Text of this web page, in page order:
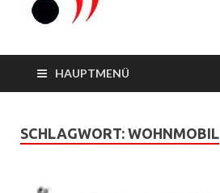
HAUPTMENÜ
SCHLAGWORT: WOHNMOBIL